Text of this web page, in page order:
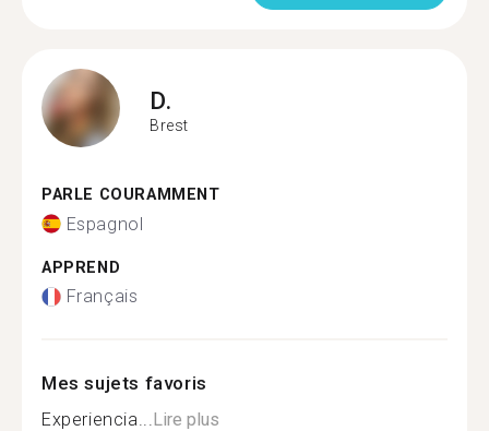
D.
Brest
PARLE COURAMMENT
Espagnol
APPREND
Français
Mes sujets favoris
Experiencia...Lire plus